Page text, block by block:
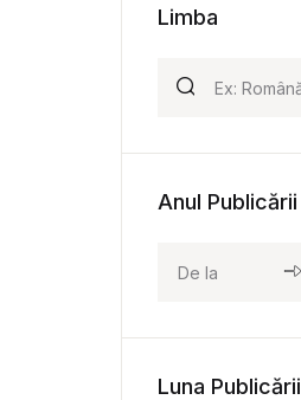
Limba
Anul Publicării
Luna Publicării